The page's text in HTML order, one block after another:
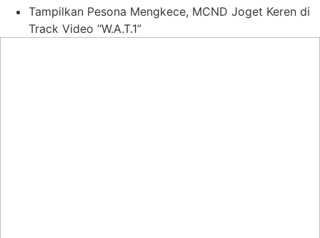
Tampilkan Pesona Mengkece, MCND Joget Keren di
Track Video “W.A.T.1”